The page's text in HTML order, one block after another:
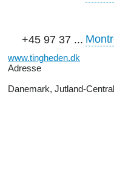
+45 97 37 ...
www.tingheden.dk
Adresse
Danemark, Jutland-